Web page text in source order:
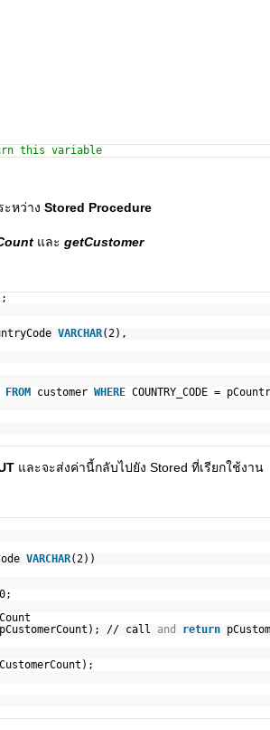
this variable
ะหว่าง Stored Procedure
และ getCustomer
VARCHAR(2),
FROM customer WHERE COUNTRY_CODE =
และจะส่งค่านี้กลับไปยัง Stored ที่เรียกใช้งาน
VARCHAR(2))
0;
// call and return